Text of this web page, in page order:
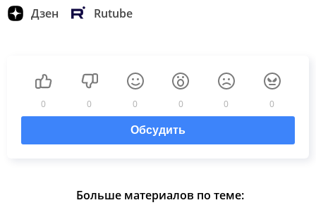
Дзен Rutube
0 0 0 0 0 0
Обсудить
Больше материалов по теме: